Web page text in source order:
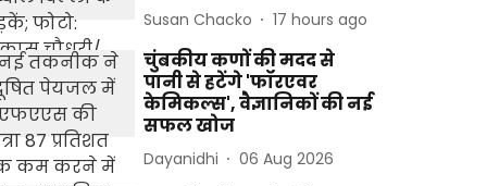
Susan Chacko 17 hours ago
चुंबकीय कणों की मदद से
पानी से हटेंगे 'फॉरएवर
केमिकल्स', वैज्ञानिकों की नई
सफल खोज
Dayanidhi 06 Aug 2026